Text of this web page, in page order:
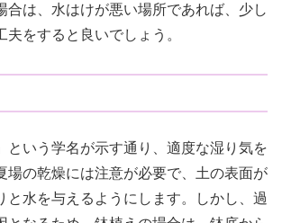
合は、水はけが悪い場所であれば、少し
夫をすると良いでしょう。
という学名が示す通り、適度な湿り気を
場の乾燥には注意が必要で、土の表面が
と水を与えるようにします。しかし、過